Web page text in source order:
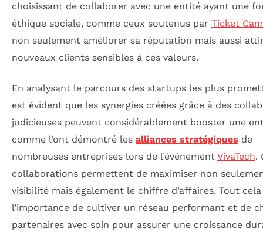
choisissant de collaborer avec une entité ayant une
éthique sociale, comme ceux soutenus par Ticket
non seulement améliorer sa réputation mais aussi
nouveaux clients sensibles à ces valeurs.
En analysant le parcours des startups les plus
est évident que les synergies créées grâce à des
judicieuses peuvent considérablement booster une
comme l’ont démontré les alliances stratégiques de
nombreuses entreprises lors de l’événement VivaTech.
collaborations permettent de maximiser non
visibilité mais également le chiffre d’affaires. Tout
l’importance de cultiver un réseau performant et de
partenaires avec soin pour assurer une croissance